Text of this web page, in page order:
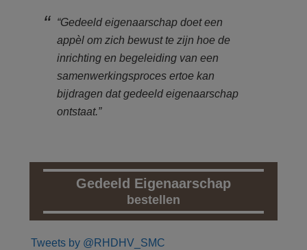
“Gedeeld eigenaarschapdoet een
appèl om zich bewust te zijn hoe de
inrichting en begeleiding van een
samenwerkingsproces ertoe kan
bijdragen dat gedeeld eigenaarschap
ontstaat.”
Gedeeld Eigenaarschap
bestellen
Tweets by @RHDHV_SMC